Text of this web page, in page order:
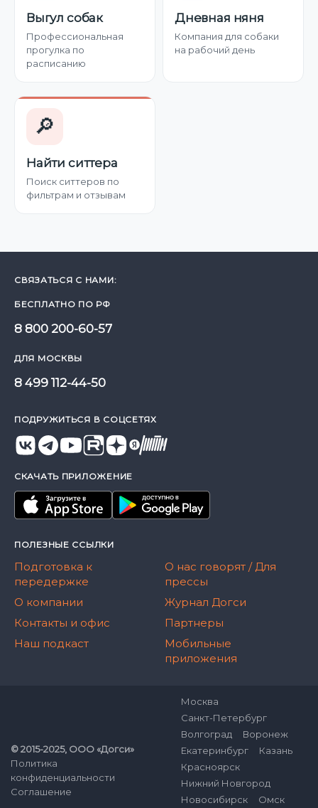
Выгул собак
Профессиональная
прогулка по
расписанию
Дневная няня
Компания для собаки
на рабочий день
🔎
Найти ситтера
Поиск ситтеров по
фильтрам и отзывам
СВЯЗАТЬСЯ С НАМИ:
БЕСПЛАТНО ПО РФ
8 800 200-60-57
ДЛЯ МОСКВЫ
8 499 112-44-50
ПОДРУЖИТЬСЯ В СОЦСЕТЯХ
СКАЧАТЬ ПРИЛОЖЕНИЕ
ПОЛЕЗНЫЕ ССЫЛКИ
Подготовка к
передержке
О компании
Контакты и офис
Наш подкаст
О нас говорят / Для
прессы
Журнал Догси
Партнеры
Мобильные
приложения
© 2015-2025, ООО «Догси»
Политика
конфиденциальности
Соглашение
Москва
Санкт-Петербург
Волгоград
Воронеж
Екатеринбург
Казань
Красноярск
Нижний Новгород
Новосибирск
Омск